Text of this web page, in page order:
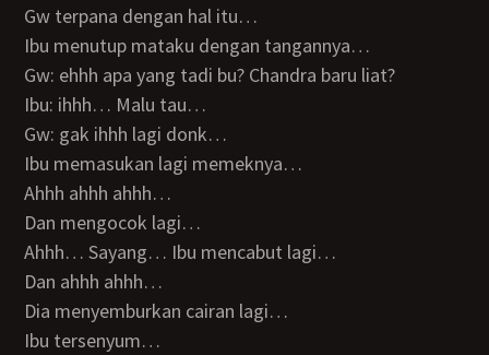
Gw terpana dengan hal itu…
Ibu menutup mataku dengan tangannya…
Gw: ehhh apa yang tadi bu? Chandra baru liat?
Ibu: ihhh… Malu tau…
Gw: gak ihhh lagi donk…
Ibu memasukan lagi memeknya…
Ahhh ahhh ahhh…
Dan mengocok lagi…
Ahhh… Sayang… Ibu mencabut lagi…
Dan ahhh ahhh…
Dia menyemburkan cairan lagi…
Ibu tersenyum…